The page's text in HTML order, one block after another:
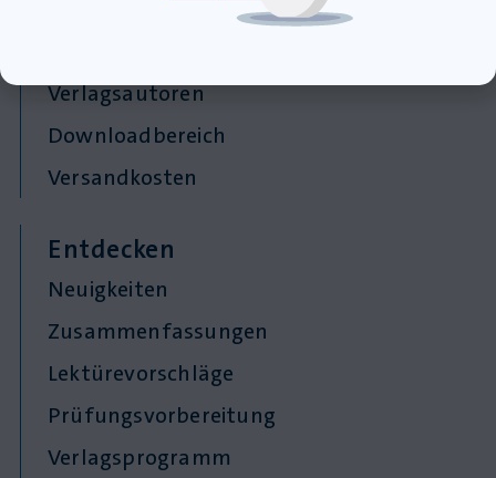
Verlagsautoren
Downloadbereich
Versandkosten
Entdecken
Neuigkeiten
Zusammenfassungen
Lektürevorschläge
Prüfungsvorbereitung
Verlagsprogramm